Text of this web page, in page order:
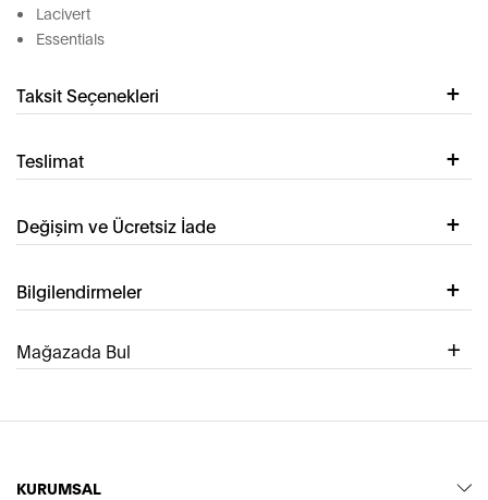
Lacivert
Essentials
Taksit Seçenekleri
Teslimat
Değişim ve Ücretsiz İade
Bilgilendirmeler
Mağazada Bul
KURUMSAL